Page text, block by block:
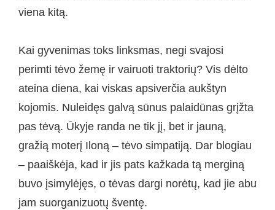
viena kitą.
Kai gyvenimas toks linksmas, negi svajosi
perimti tėvo žemę ir vairuoti traktorių? Vis dėlto
ateina diena, kai viskas apsiverčia aukštyn
kojomis. Nuleidęs galvą sūnus palaidūnas grįžta
pas tėvą. Ūkyje randa ne tik jį, bet ir jauną,
gražią moterį Iloną – tėvo simpatiją. Dar blogiau
– paaiškėja, kad ir jis pats kažkada tą merginą
buvo įsimylėjęs, o tėvas dargi norėtų, kad jie abu
jam suorganizuotų šventę.